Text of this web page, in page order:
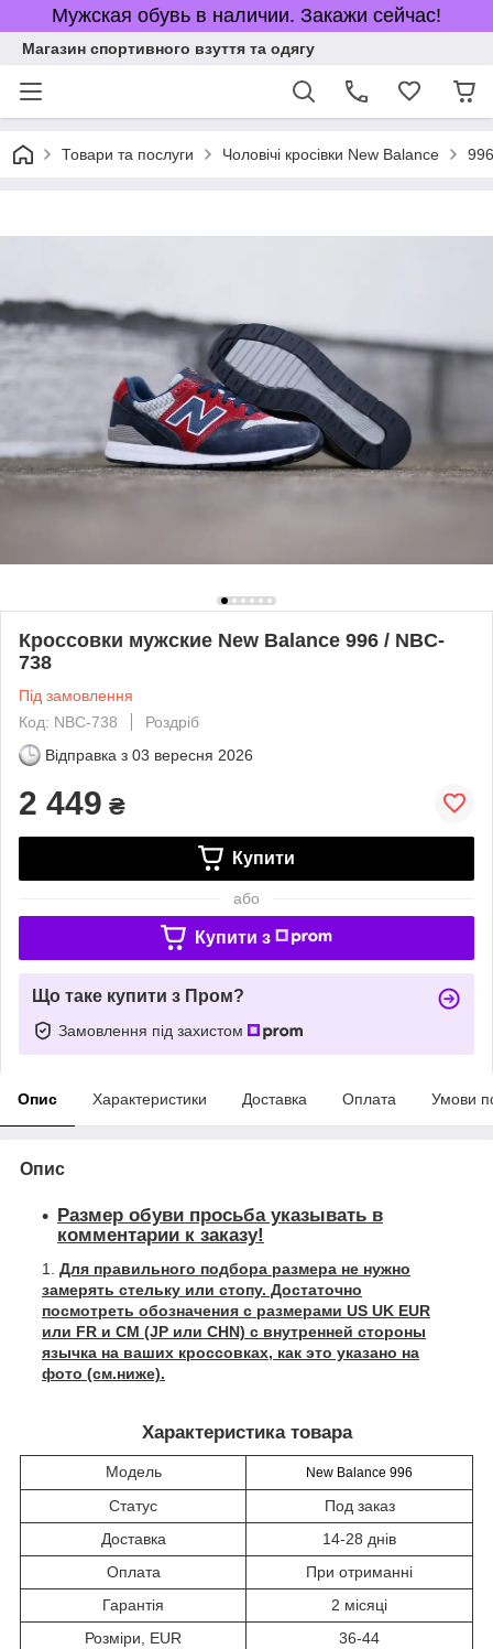
Мужская обувь в наличии. Закажи сейчас!
Магазин спортивного взуття та одягу
Товари та послуги Чоловічі кросівки New Balance 996
Кроссовки мужские New Balance 996 / NBC-
738
Під замовлення
Код: NBC-738
Роздріб
Відправка з 03 вересня 2026
2 449 ₴
Купити
або
Купити з
Що таке купити з Пром?
Замовлення під захистом
Опис Характеристики Доставка Оплата Умови
Опис
Размер обуви просьба указывать в
комментарии к заказу!
Для правильного подбора размера не нужно
замерять стельку или стопу. Достаточно
посмотреть обозначения с размерами US UK EUR
или FR и СМ (JP или CHN) с внутренней стороны
язычка на ваших кроссовках, как это указано на
фото (см.ниже).
Характеристика товара
Модель New Balance 996
Статус
Под заказ
Доставка
14-28 днів
Оплата
При отриманні
Гарантія
2 місяці
Розміри, EUR
36-44